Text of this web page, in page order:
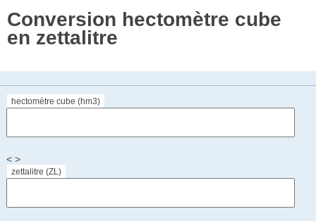
Conversion hectomètre cube
en zettalitre
hectomètre cube (hm3)
< >
zettalitre (ZL)